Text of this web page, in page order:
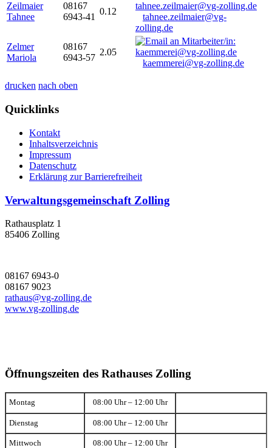
Zeilmaier
Tahnee
08167
6943-41
0.12
tahnee.zeilmaier@vg-
zolling.de
Zelmer
Mariola
08167
6943-57
2.05
kaemmerei@vg-zolling.de
drucken nach oben
Quicklinks
Kontakt
Inhaltsverzeichnis
Impressum
Datenschutz
Erklärung zur Barrierefreiheit
Verwaltungsgemeinschaft Zolling
Rathausplatz 1
85406 Zolling
08167 6943-0
08167 9023
rathaus@vg-zolling.de
www.vg-zolling.de
Öffnungszeiten des Rathauses Zolling
Montag 08:00 Uhr – 12:00 Uhr
Dienstag 08:00 Uhr – 12:00 Uhr
Mittwoch 08:00 Uhr – 12:00 Uhr